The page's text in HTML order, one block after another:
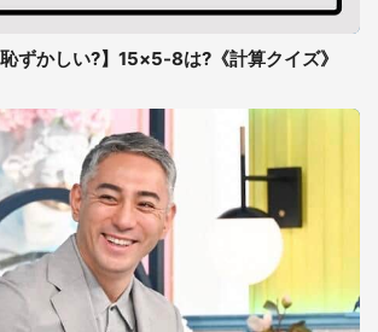
恥ずかしい?】15×5-8は?《計算クイズ》